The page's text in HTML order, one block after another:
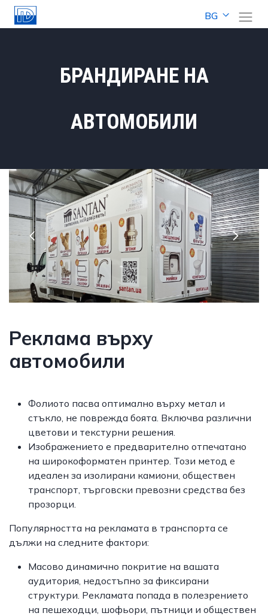
BG
БРАНДИРАНЕ НА
АВТОМОБИЛИ
Реклама върху
автомобили
Фолиото пасва оптимално върху метал и
стъкло, не поврежда боята. Включва различни
цветови и текстурни решения.
Изображението е предварително отпечатано
на широкоформатен принтер. Този метод е
идеален за изолирани камиони, обществен
транспорт, търговски превозни средства без
прозорци.
Популярността на рекламата в транспорта се
дължи на следните фактори:
Масово динамично покритие на вашата
аудитория, недостъпно за фиксирани
структури. Рекламата попада в полезрението
на пешеходци, шофьори, пътници и обществен